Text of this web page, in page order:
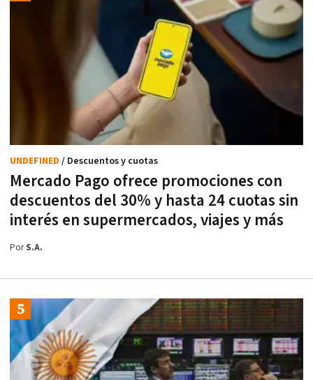
Mercado Pago ofrece promociones con
descuentos del 30% y hasta 24 cuotas sin
interés en supermercados, viajes y más
UNDEFINED / Descuentos y cuotas
PorS.A.